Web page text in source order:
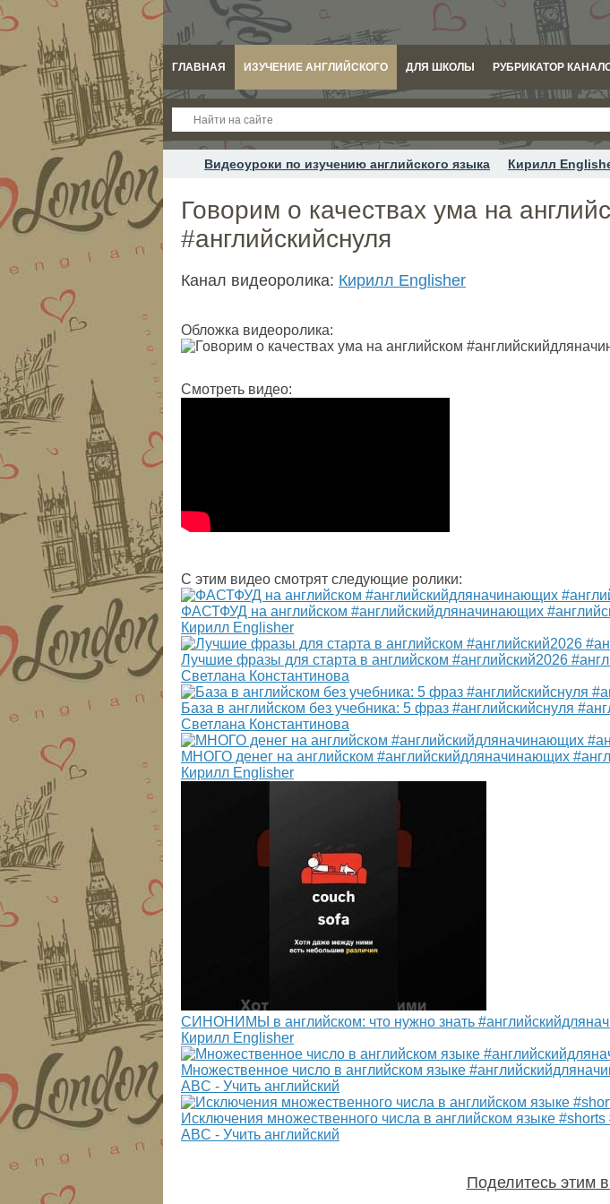
ГЛАВНАЯ ИЗУЧЕНИЕ АНГЛИЙСКОГО ДЛЯ ШКОЛЫ РУБРИКАТОР
Видеоуроки по изучению английского языка Кирилл
Говорим о качествах ума на
#английскийснуля
Канал видеоролика: Кирилл Englisher
Обложка видеоролика:
Смотреть видео:
С этим видео смотрят следующие ролики:
ФАСТФУД на английском #английскийдляначинающих
Кирилл Englisher
Лучшие фразы для старта в английском #английский2026
Светлана Константинова
База в английском без учебника: 5 фраз #английскийснуля
Светлана Константинова
МНОГО денег на английском #английскийдляначинающих
Кирилл Englisher
СИНОНИМЫ в английском: что нужно знать
Кирилл Englisher
Множественное число в английском языке
ABC - Учить английский
Исключения множественного числа в английском языке
ABC - Учить английский
Поделитесь этим